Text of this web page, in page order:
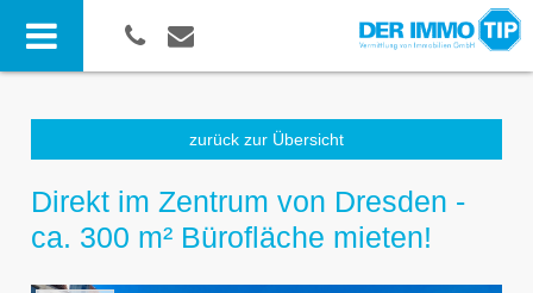
zurück zur Übersicht
Direkt im Zentrum von Dresden -
ca. 300 m² Bürofläche mieten!